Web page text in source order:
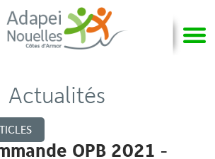
Actualités
OPB 2021 -